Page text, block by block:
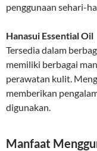
penggunaan sehari-
Hanasui Essential Oil
Tersedia dalam
memiliki berbagai
perawatan kulit.
memberikan
digunakan.
Manfaat